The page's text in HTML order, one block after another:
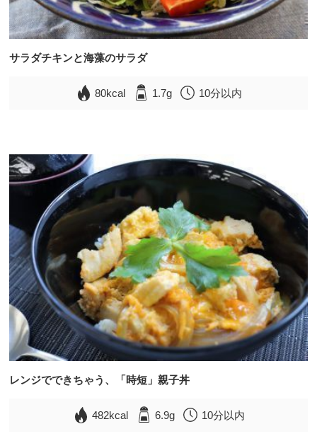
サラダチキンと海藻のサラダ
80kcal 1.7g 10分以内
レンジでできちゃう、「時短」親子丼
482kcal 6.9g 10分以内